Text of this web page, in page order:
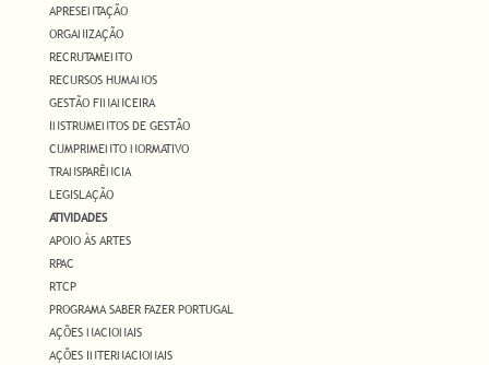
APRESENTAÇÃO
ORGANIZAÇÃO
RECRUTAMENTO
RECURSOS HUMANOS
GESTÃO FINANCEIRA
INSTRUMENTOS DE GESTÃO
CUMPRIMENTO NORMATIVO
TRANSPARÊNCIA
LEGISLAÇÃO
ATIVIDADES
APOIO ÀS ARTES
RPAC
RTCP
PROGRAMA SABER FAZER PORTUGAL
AÇÕES NACIONAIS
AÇÕES INTERNACIONAIS